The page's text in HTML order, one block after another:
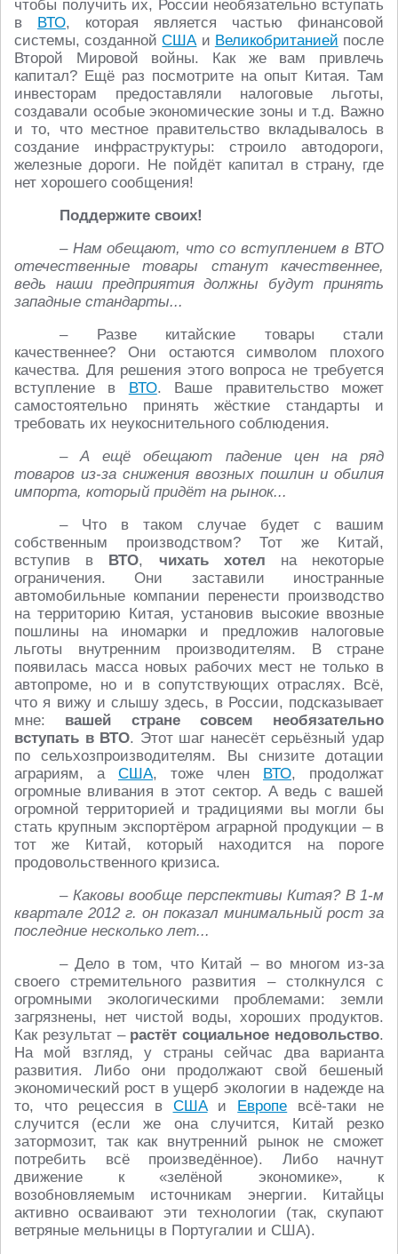
чтобы получить их, России необязательно вступать
в ВТО, которая является частью финансовой
системы, созданнойСШАи Великобританией после
Второй Мировой войны. Как же вам привлечь
капитал? Ещё раз посмотрите на опыт Китая. Там
инвесторам предоставляли налоговые льготы,
создавали особые экономические зоны и т.д. Важно
и то, что местное правительство вкладывалось в
создание инфраструктуры: строило автодороги,
железные дороги. Не пойдёт капитал в страну, где
нет хорошего сообщения!
Поддержите своих!
– Нам обещают, что со вступлением в ВТО
отечественные товары станут качественнее,
ведь наши предприятия должны будут принять
западные стандарты...
– Разве китайские товары стали
качественнее? Они остаются символом плохого
качества. Для решения этого вопроса не требуется
вступление в ВТО. Ваше правительство может
самостоятельно принять жёсткие стандарты и
требовать их неукоснительного соблюдения.
– А ещё обещают падение цен на ряд
товаров из-за снижения ввозных пошлин и обилия
импорта, который придёт на рынок...
– Что в таком случае будет с вашим
собственным производ­ством? Тот же Китай,
вступив в ВТО, чихать хотел на некоторые
ограничения. Они заставили иностранные
автомобильные компании перенести производство
на территорию Китая, установив высокие ввозные
пошлины на иномарки и предложив налоговые
льготы внутренним производителям. В стране
появилась масса новых рабочих мест не только в
автопроме, но и в сопутствующих отраслях. Всё,
что я вижу и слышу здесь, в России, подсказывает
мне: вашей стране совсем необязательно
вступать в ВТО. Этот шаг нанесёт серьёзный удар
по сельхозпроизводителям. Вы снизите дотации
аграриям, а США, тоже член ВТО, продолжат
огромные вливания в этот сектор. А ведь с вашей
огромной территорией и традициями вы могли бы
стать крупным экспортёром аграрной продукции – в
тот же Китай, который находится на пороге
продовольственного кризиса.
– Каковы вообще перспективы Китая? В 1-м
квартале 2012 г. он показал минимальный рост за
последние несколько лет...
– Дело в том, что Китай – во многом из-за
своего стремительного развития – столкнулся с
огромными экологическими проблемами: земли
загрязнены, нет чистой воды, хороших продуктов.
Как результат – растёт социальное недовольство.
На мой взгляд, у страны сейчас два варианта
развития. Либо они продолжают свой бешеный
экономический рост в ущерб экологии в надежде на
то, что рецессия в СШАи Европе всё-таки не
случится (если же она случится, Китай резко
затормозит, так как внутренний рынок не сможет
потребить всё произведённое). Либо начнут
движение к «зелёной экономике», к
возобновляемым источникам энергии. Китайцы
активно осваивают эти технологии (так, скупают
ветряные мельницы в Португалии и США).